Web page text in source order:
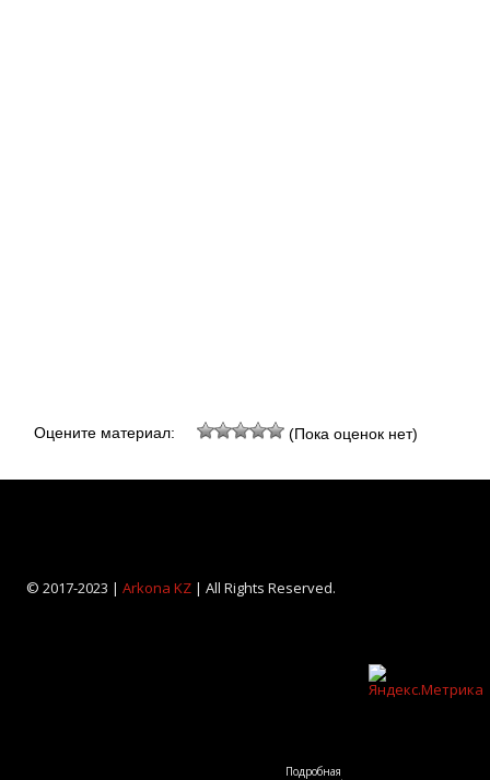
Оцените материал: (Пока оценок нет)
© 2017-2023 | Arkona KZ| All Rights Reserved.
Подробная